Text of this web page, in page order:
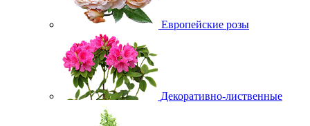
Европейские розы
Декоративно-лиственные